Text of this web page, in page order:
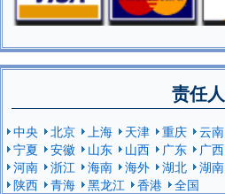
责任人
中央 北京 上海 天津 重庆 云南
宁夏
安徽 山东 山西 广东 广西
河南
浙江 海南 海外 湖北 湖南
陕西
青海 黑龙江 香港 全国